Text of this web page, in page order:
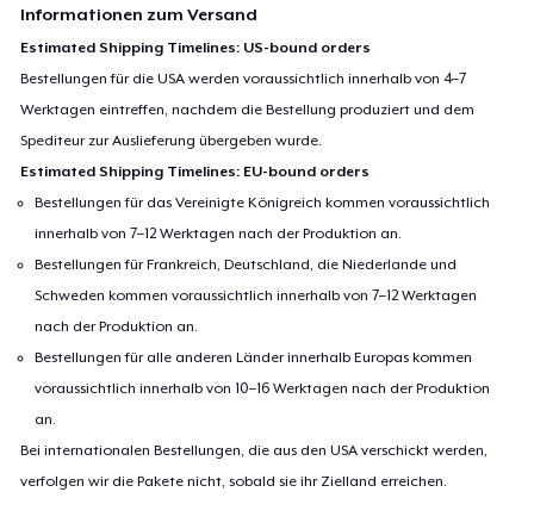
Informationen zum Versand
Estimated Shipping Timelines: US-bound orders
Bestellungen für die USA werden voraussichtlich innerhalb von 4–7
Werktagen eintreffen, nachdem die Bestellung produziert und dem
Spediteur zur Auslieferung übergeben wurde.
Estimated Shipping Timelines: EU-bound orders
Bestellungen für das Vereinigte Königreich kommen voraussichtlich
innerhalb von 7–12 Werktagen nach der Produktion an.
Bestellungen für Frankreich, Deutschland, die Niederlande und
Schweden kommen voraussichtlich innerhalb von 7–12 Werktagen
nach der Produktion an.
Bestellungen für alle anderen Länder innerhalb Europas kommen
voraussichtlich innerhalb von 10–16 Werktagen nach der Produktion
an.
Bei internationalen Bestellungen, die aus den USA verschickt werden,
verfolgen wir die Pakete nicht, sobald sie ihr Zielland erreichen.